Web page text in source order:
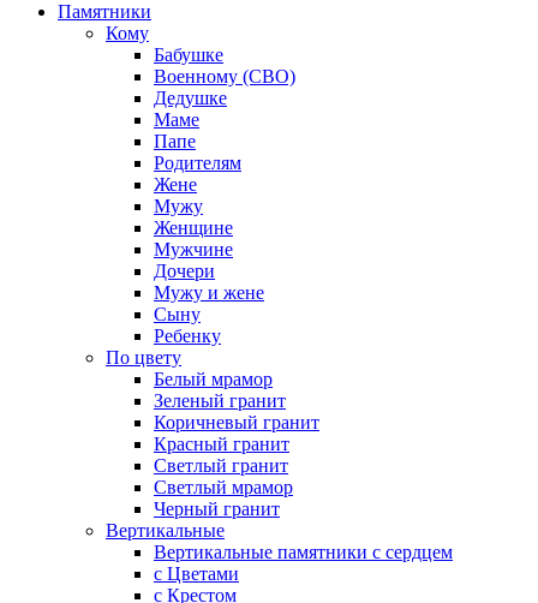
Памятники
Кому
Бабушке
Военному (СВО)
Дедушке
Маме
Папе
Родителям
Жене
Мужу
Женщине
Мужчине
Дочери
Мужу и жене
Сыну
Ребенку
По цвету
Белый мрамор
Зеленый гранит
Коричневый гранит
Красный гранит
Светлый гранит
Светлый мрамор
Черный гранит
Вертикальные
Вертикальные памятники с сердцем
с Цветами
c Крестом